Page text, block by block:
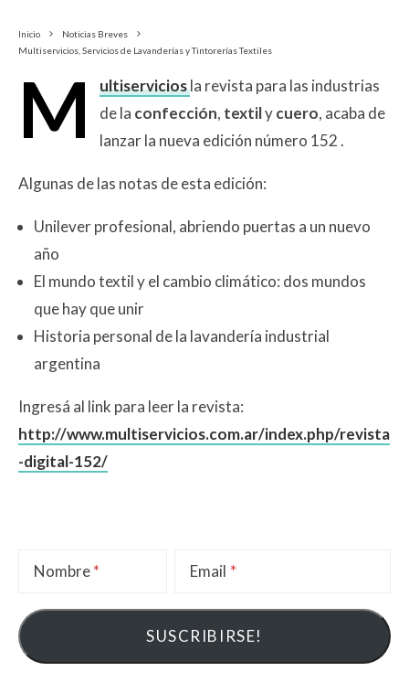
Inicio
Noticias Breves
Multiservicios, Servicios de Lavanderías y Tintorerías Textiles
M ultiserviciosla revista para las industrias
de la confección, textilycuero, acaba de
lanzar la nueva edición número 152 .
Algunas de las notas de esta edición:
Unilever profesional, abriendo puertas a un nuevo
año
El mundo textil y el cambio climático: dos mundos
que hay que unir
Historia personal de la lavandería industrial
argentina
Ingresá al link para leer la revista:
http://www.multiservicios.com.ar/index.php/revista
-digital-152/
Nombre Email